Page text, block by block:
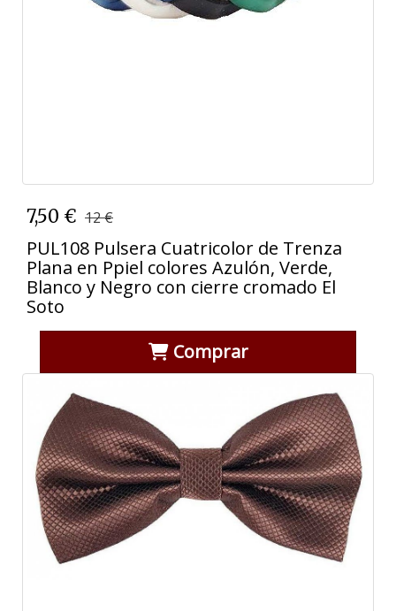
7,50 € 12 €
PUL108 Pulsera Cuatricolor de Trenza
Plana en Ppiel colores Azulón, Verde,
Blanco y Negro con cierre cromado El
Soto
Comprar